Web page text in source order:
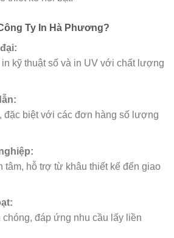
Ty In Hà Phương?
kỹ thuật số và in UV với chất lượng
đặc biệt với các đơn hàng số lượng
tâm, hỗ trợ từ khâu thiết kế đến giao
chóng, đáp ứng nhu cầu lấy liền